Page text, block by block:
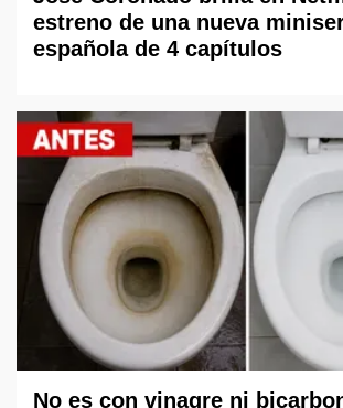
estreno de una nueva
española de 4 capítulos
No es con vinagre ni